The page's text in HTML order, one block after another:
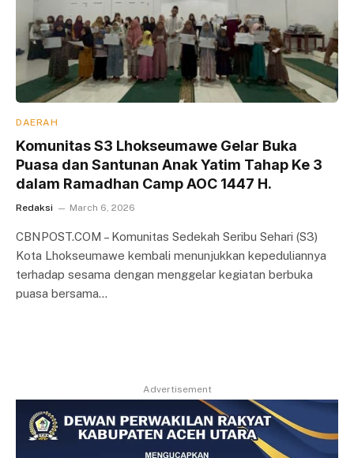
DAERAH
Komunitas S3 Lhokseumawe Gelar Buka
Puasa dan Santunan Anak Yatim Tahap Ke 3
dalam Ramadhan Camp AOC 1447 H.
Redaksi March 6, 2026
CBNPOST.COM – Komunitas Sedekah Seribu Sehari (S3)
Kota Lhokseumawe kembali menunjukkan kepeduliannya
terhadap sesama dengan menggelar kegiatan berbuka
puasa bersama…
Advertisement